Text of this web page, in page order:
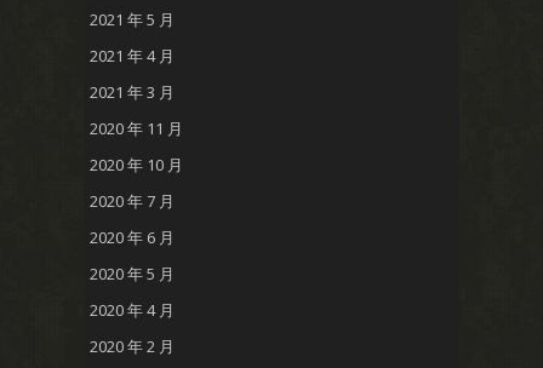
2021 年 5 月
2021 年 4 月
2021 年 3 月
2020 年 11 月
2020 年 10 月
2020 年 7 月
2020 年 6 月
2020 年 5 月
2020 年 4 月
2020 年 2 月